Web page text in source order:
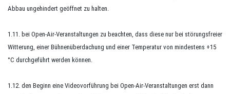
Abbau ungehindert geöffnet zu halten.
1.11. bei Open-Air-Veranstaltungen zu beachten, dass diese nur bei störungsfreier
Witterung, einer Bühnenüberdachung und einer Temperatur von mindestens +15
°C durchgeführt werden können.
1.12. den Beginn eine Videovorführung bei Open-Air-Veranstaltungen erst dann